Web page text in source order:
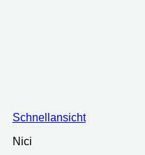
Schnellansicht
Nici